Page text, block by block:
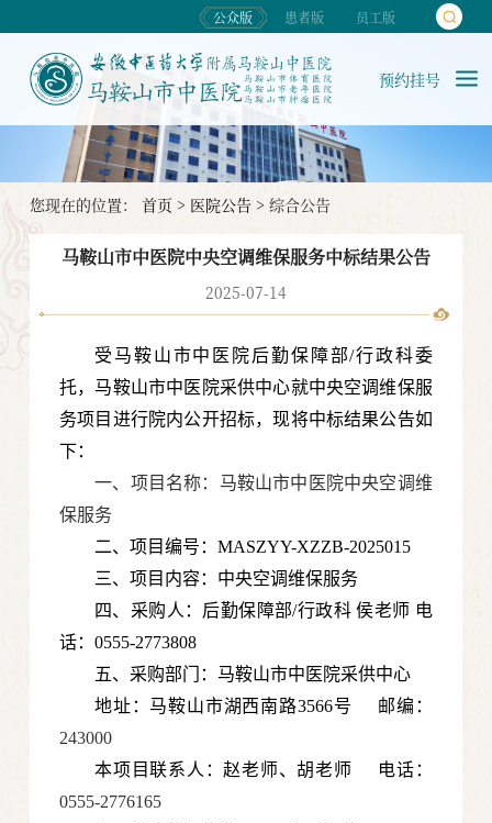
公众版 患者版 员工版
预约挂号
您现在的位置： 首页 > 医院公告> 综合公告
马鞍山市中医院中央空调维保服务中标结果公告
2025-07-14
受马鞍山市中医院后勤保障部/行政科委
托，马鞍山市中医院采供中心就中央空调维保服
务项目进行院内公开招标，现将中标结果公告如
下：
一、项目名称：马鞍山市中医院中央空调维
保服务
二、项目编号：MASZYY-XZZB-2025015
三、项目内容：中央空调维保服务
四、采购人：后勤保障部/行政科 侯老师 电
话：0555-2773808
五、采购部门：马鞍山市中医院采供中心
地址：马鞍山市湖西南路3566号 邮编：
243000
本项目联系人：赵老师、胡老师 电话：
0555-2776165